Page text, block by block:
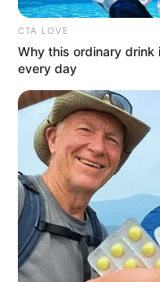
CTA LOVE
Why this ordinary
every day